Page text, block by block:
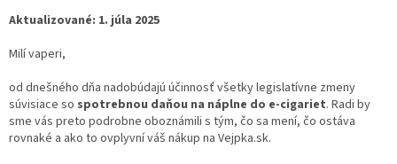
Aktualizované: 1. júla 2025
Milí vaperi,
od dnešného dňa nadobúdajú účinnosť všetky legislatívne zmeny
súvisiace so spotrebnou daňou na náplne do e-cigariet. Radi by
sme vás preto podrobne oboznámili s tým, čo sa mení, čo ostáva
rovnaké a ako to ovplyvní váš nákup na Vejpka.sk.